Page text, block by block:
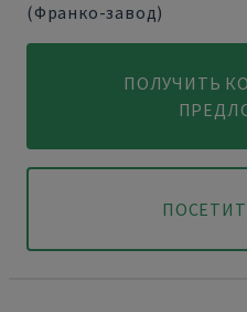
(Франко-завод)
ПОЛУЧИТЬ